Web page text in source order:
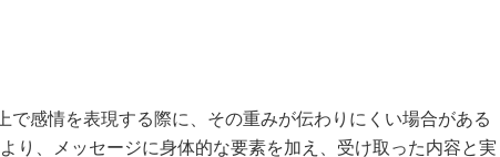
で感情を表現する際に、その重みが伝わりにくい場合がある
り、メッセージに身体的な要素を加え、受け取った内容と実